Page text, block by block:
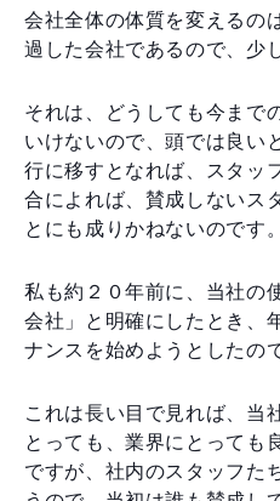
会社全体の体質を変えるの
過した会社であるので、少
それは、どうしても今まで
いけないので、頭では良い
行に移すとなれば、スタッ
合によれば、賛成しないス
とにも成りかねないのです。
私も約２０年前に、当社の
会社」と明確にしたとき、
ナンスを始めようとしたの
これは長い目で見れば、当
とっても、業界にとっても
ですが、社内のスタッフた